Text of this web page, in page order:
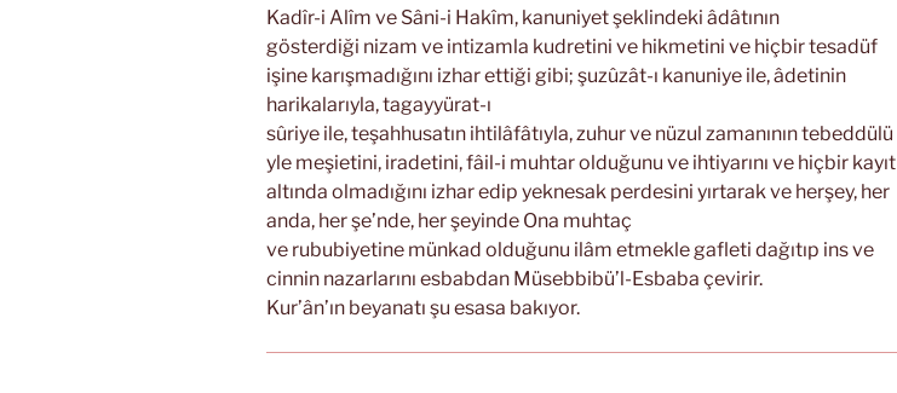
Kadîr-i Alîm ve Sâni-i Hakîm, kanuniyet şeklindeki âdâtının
gösterdiği nizam ve intizamla kudretini ve hikmetini ve hiçbir tesadüf
işine karışmadığını izhar ettiği gibi; şuzûzât-ı kanuniye ile, âdetinin
harikalarıyla, tagayyürat-ı
sûriye ile, teşahhusatın ihtilâfâtıyla, zuhur ve nüzul zamanının tebeddülü
yle meşietini, iradetini, fâil-i muhtar olduğunu ve ihtiyarını ve hiçbir kayıt
altında olmadığını izhar edip yeknesak perdesini yırtarak ve herşey, her
anda, her şe’nde, her şeyinde Ona muhtaç
ve rububiyetine münkad olduğunu ilâm etmekle gafleti dağıtıp ins ve
cinnin nazarlarını esbabdan Müsebbibü’l-Esbaba çevirir.
Kur’ân’ın beyanatı şu esasa bakıyor.